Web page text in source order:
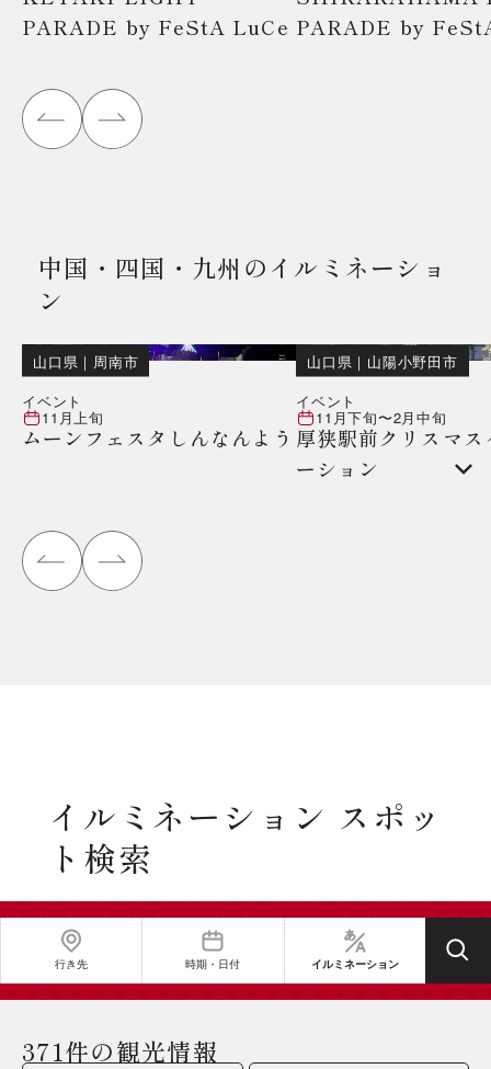
PARADE by FeStA LuCe PARADE by
中国・四国・九州のイルミネーショ
ン
山口県 ｜ 周南市
イベント
11月上旬
ムーンフェスタしんなんよう
山口県 ｜ 山陽小野田市
イベント
11月下旬〜2月中旬
厚狭駅前クリスマ
ーション
イルミネーション スポッ
ト検索
行き先 時期・日付 イルミネーション
371件の観光情報